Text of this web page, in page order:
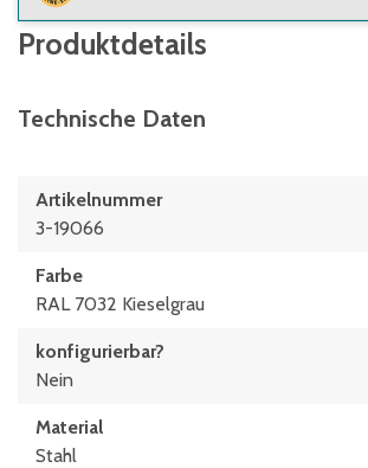
Produktdetails
Technische Daten
Artikelnummer
3-19066
Farbe
RAL 7032 Kieselgrau
konfigurierbar?
Nein
Material
Stahl